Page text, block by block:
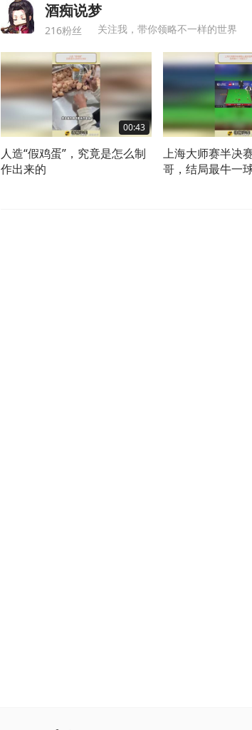
酒痴说梦
216粉丝 关注我，带你领略不一样的世界
00:43
人造“假鸡蛋”，究竟是怎么制
作出来的
上海大师赛半决
哥，结局最牛一